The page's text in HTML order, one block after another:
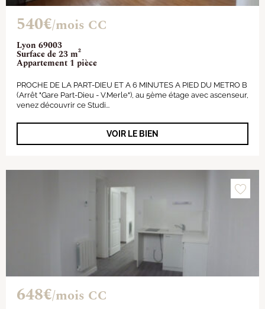
Lyon 69003
Surface de 23 m²
Appartement 1 pièce
540€/mois CC
PROCHE DE LA PART-DIEU ET A 6 MINUTES A PIED DU METRO B
(Arrêt "Gare Part-Dieu - V.Merle"), au 5ème étage avec ascenseur,
venez découvrir ce Studi...
VOIR LE BIEN
648€/mois CC